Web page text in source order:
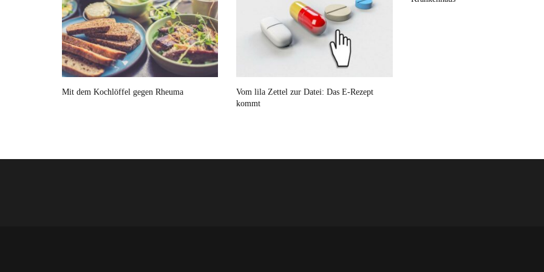
Mit dem Kochlöffel gegen Rheuma
Vom lila Zettel zur Datei: Das E-Rezept
kommt